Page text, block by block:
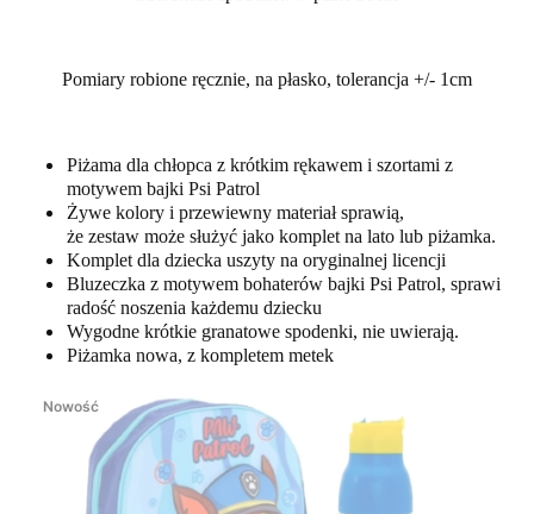
Pomiary robione ręcznie, na płasko, tolerancja +/- 1cm
Piżama dla chłopca z krótkim rękawem i szortami z
motywem bajki Psi Patrol
Żywe kolory i przewiewny materiał sprawią,
że zestaw może służyć jako komplet na lato lub piżamka.
Komplet dla dziecka uszyty na oryginalnej licencji
Bluzeczka z motywem bohaterów bajki Psi Patrol, sprawi
radość noszenia każdemu dziecku
Wygodne krótkie granatowe spodenki, nie uwierają.
Piżamka nowa, z kompletem metek
Nowość